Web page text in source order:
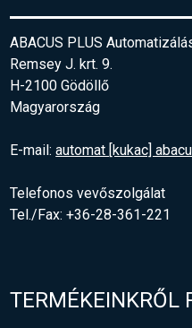
ABACUS PLUS
Remsey J. krt. 9.
H-2100 Gödöllő
Magyarország
E-mail:automat [kukac]
Telefonos vevőszolgálat
Tel./Fax: +36-28-361-221
TERMÉKEINKRŐL